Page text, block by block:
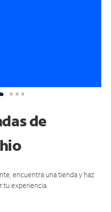
de
encuentra una tienda y haz
tu experiencia.